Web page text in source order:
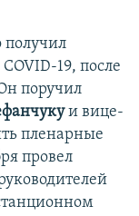
получил
19, после
поручил
и вице-
пленарные
провел